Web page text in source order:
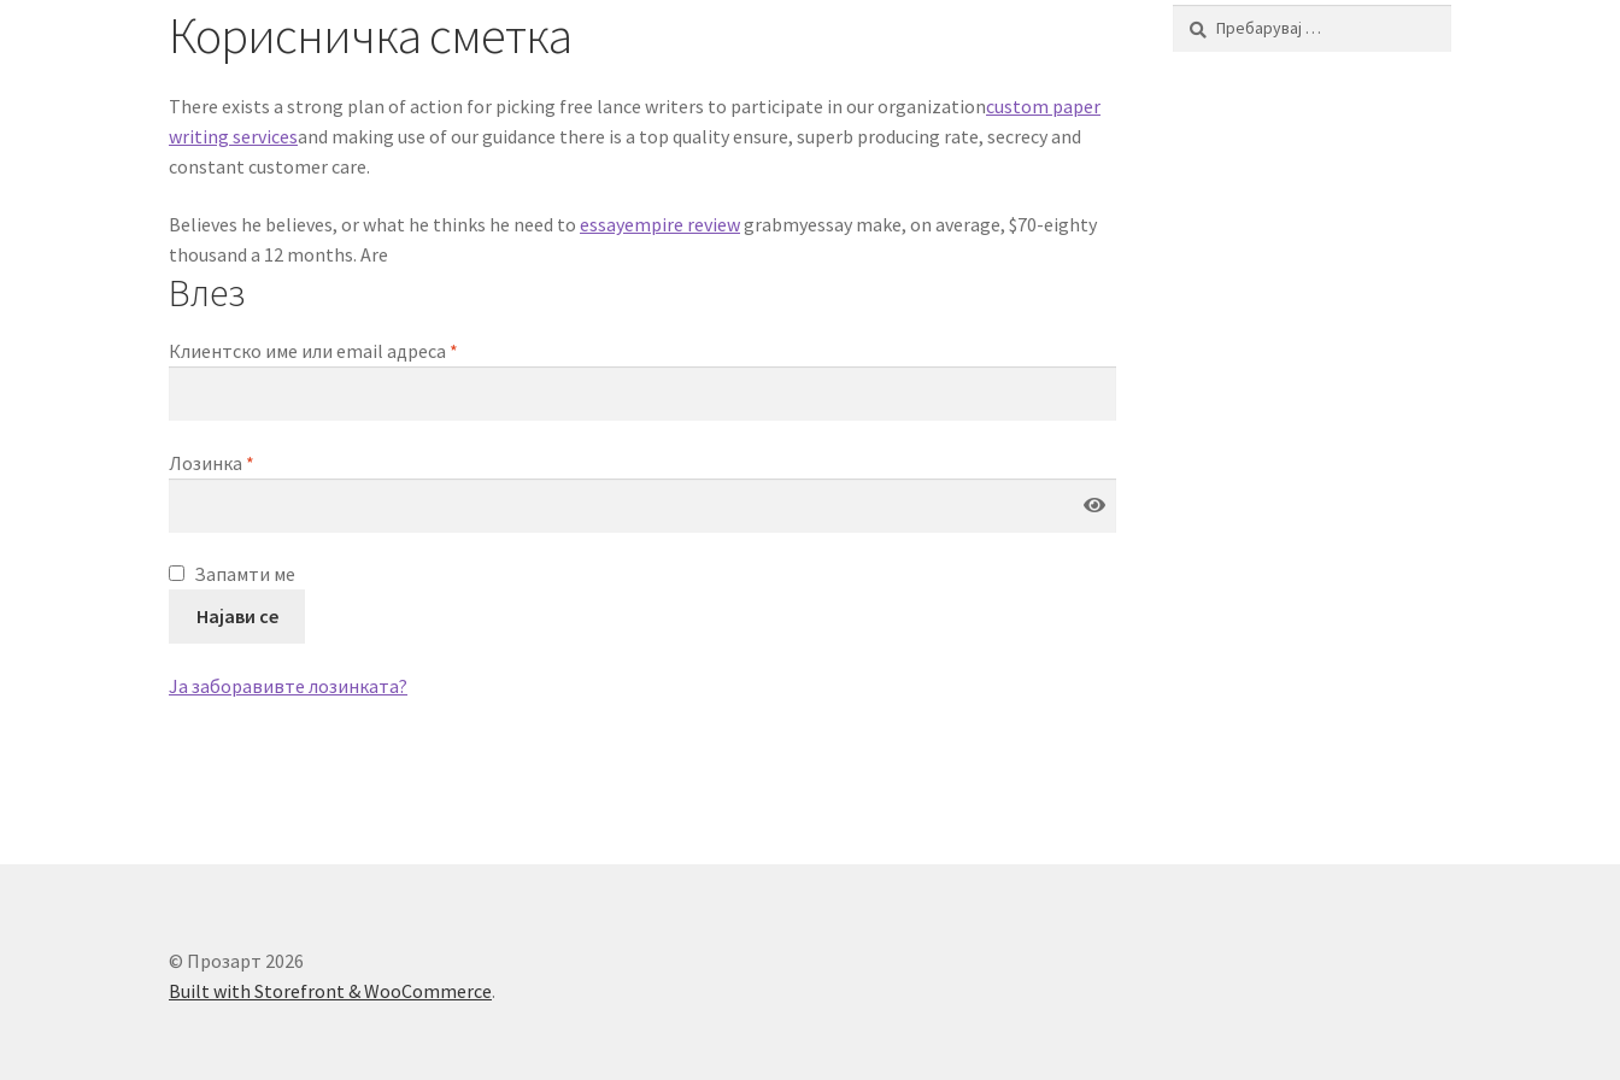
Корисничка сметка
There exists a strong plan of action for picking free lance writers to participate in our organizationcustom paper
writing servicesand making use of our guidance there is a top quality ensure, superb producing rate, secrecy and
constant customer care.
Believes he believes, or what he thinks he need toessayempire reviewgrabmyessay make, on average, $70-eighty
thousand a 12 months. Are
Влез
Клиентско име или email адреса *
Лозинка *
Запамти ме
Најави се
Ја заборавивте лозинката?
Пребарувај
© Прозарт 2026
Built with Storefront & WooCommerce.